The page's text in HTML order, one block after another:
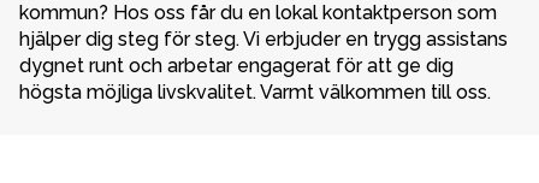
kommun? Hos oss får du en lokal kontaktperson som
hjälper dig steg för steg. Vi erbjuder en trygg assistans
dygnet runt och arbetar engagerat för att ge dig
högsta möjliga livskvalitet. Varmt välkommen till oss.